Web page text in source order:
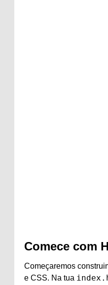
Comece com
Começaremos
e CSS. Na tua